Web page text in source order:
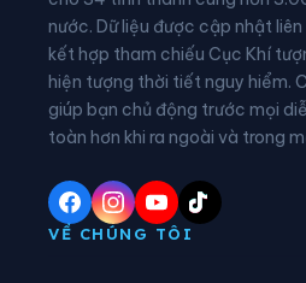
Xã Cam An
Xã Cam Lâm
Xã Đại Lãnh
Xã Diên Khánh
Xã Diên Lâm
nước. Dữ liệu được cập nhật
kết hợp tham chiếu Cục Khí
hiện tượng thời tiết nguy hiểm.
giúp bạn chủ động trước mọi
toàn hơn khi ra ngoài và trong
VỀ CHÚNG TÔI